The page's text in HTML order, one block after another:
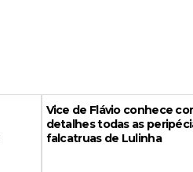
Vice de Flávio conhece
detalhes todas as
falcatruas de Lulinha